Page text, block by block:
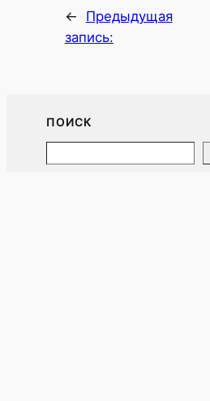
←
Предыдущая
запись:
ПОИСК